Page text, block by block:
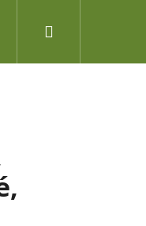
Přihlášení